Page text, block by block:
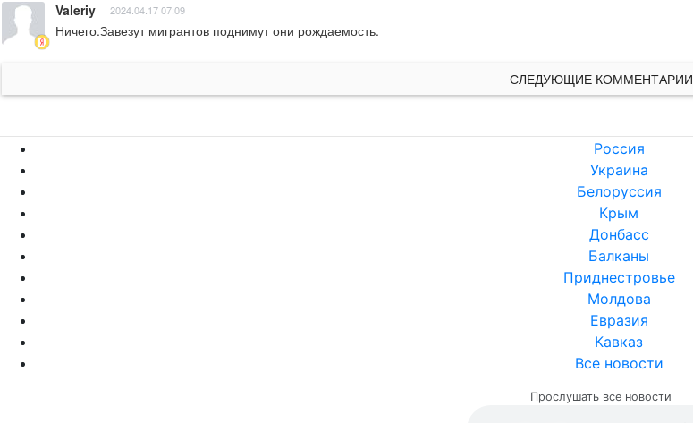
Valeriy 2024.04.17 07:09
Ничего.Завезут мигрантов поднимут они рождаемость.
СЛЕДУЮЩИЕ КОММЕНТАРИИ
Россия
Украина
Белоруссия
Крым
Донбасс
Балканы
Приднестровье
Молдова
Евразия
Кавказ
Все новости
Прослушать все новости